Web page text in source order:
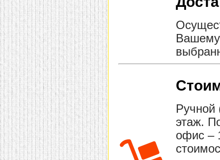
Вашему
этаж.
офис –